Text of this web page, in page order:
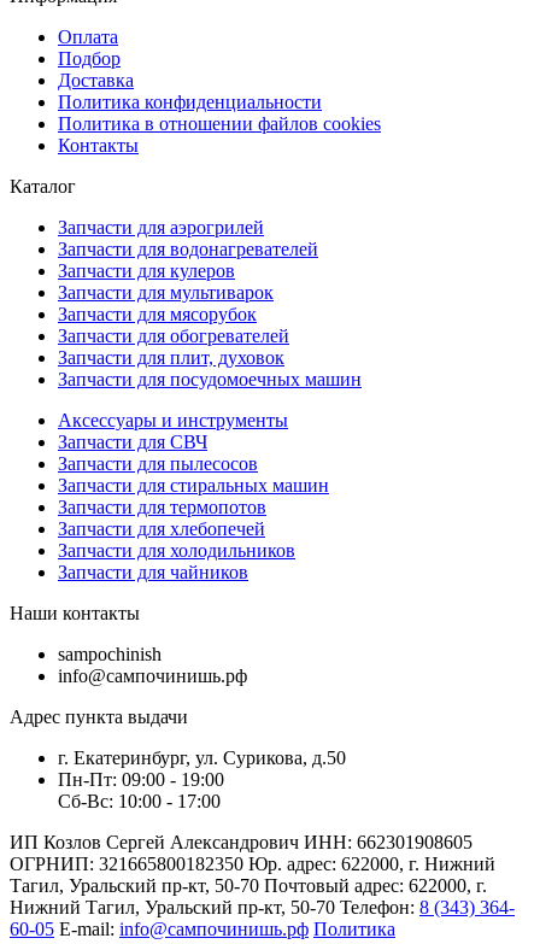
Оплата
Подбор
Доставка
Политика конфиденциальности
Политика в отношении файлов cookies
Контакты
Каталог
Запчасти для аэрогрилей
Запчасти для водонагревателей
Запчасти для кулеров
Запчасти для мультиварок
Запчасти для мясорубок
Запчасти для обогревателей
Запчасти для плит, духовок
Запчасти для посудомоечных машин
Аксессуары и инструменты
Запчасти для СВЧ
Запчасти для пылесосов
Запчасти для стиральных машин
Запчасти для термопотов
Запчасти для хлебопечей
Запчасти для холодильников
Запчасти для чайников
Наши контакты
sampochinish
info@сампочинишь.рф
Адрес пункта выдачи
г. Екатеринбург, ул. Сурикова, д.50
Пн-Пт: 09:00 - 19:00
Сб-Вс: 10:00 - 17:00
ИП Козлов Сергей Александрович ИНН: 662301908605
ОГРНИП: 321665800182350 Юр. адрес: 622000, г. Нижний
Тагил, Уральский пр-кт, 50-70 Почтовый адрес: 622000, г.
Нижний Тагил, Уральский пр-кт, 50-70 Телефон: 8 (343) 364-
60-05 E-mail: info@сампочинишь.рф Политика